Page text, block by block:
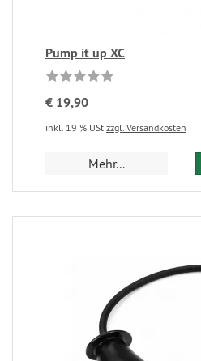
Pump it up XC
€ 19,90
inkl. 19 % USt zzgl. Versandkosten
Mehr...